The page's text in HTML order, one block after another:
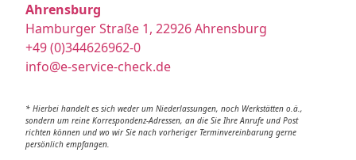
Ahrensburg
Hamburger Straße 1, 22926 Ahrensburg
+49 (0)344626962-0
info@e-service-check.de
* Hierbei handelt es sich weder um Niederlassungen, noch Werkstätten o.ä.,
sondern um reine Korrespondenz-Adressen, an die Sie Ihre Anrufe und Post
richten können und wo wir Sie nach vorheriger Terminvereinbarung gerne
persönlich empfangen.